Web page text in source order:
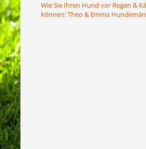
Wie Sie Ihren Hund vor Regen &
können: Theo & Emma